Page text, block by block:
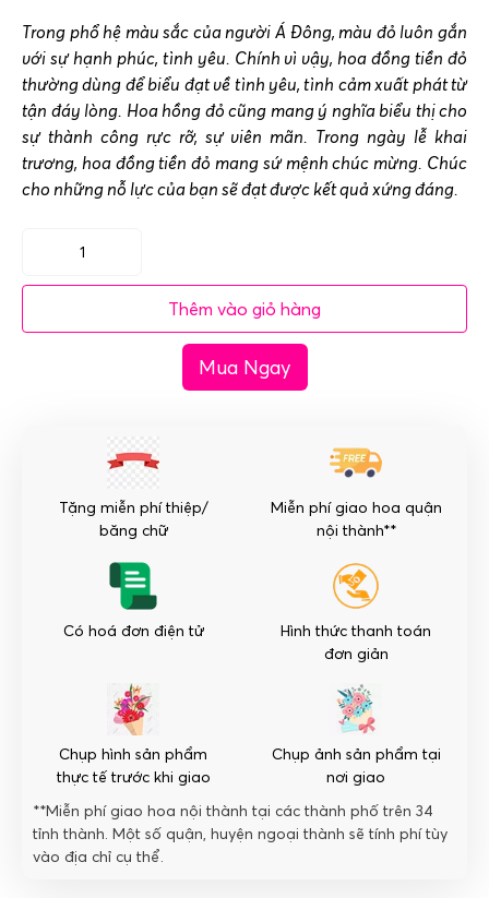
Trong phổ hệ màu sắc của người Á Đông, màu đỏ luôn gắn
với sự hạnh phúc, tình yêu. Chính vì vậy, hoa đồng tiền đỏ
thường dùng để biểu đạt về tình yêu, tình cảm xuất phát từ
tận đáy lòng. Hoa hồng đỏ cũng mang ý nghĩa biểu thị cho
sự thành công rực rỡ, sự viên mãn. Trong ngày lễ khai
trương, hoa đồng tiền đỏ mang sứ mệnh chúc mừng. Chúc
cho những nỗ lực của bạn sẽ đạt được kết quả xứng đáng.
Hoa
khai
lượng
Thêm vào giỏ hàng
Mua Ngay
Tặng miễn phí thiệp/
băng chữ
Miễn phí giao hoa quận
nội thành**
Có hoá đơn điện tử
Hình thức thanh toán
đơn giản
Chụp hình sản phẩm
thực tế trước khi giao
Chụp ảnh sản phẩm tại
nơi giao
**Miễn phí giao hoa nội thành tại các thành phố trên 34
tỉnh thành. Một số quận, huyện ngoại thành sẽ tính phí tùy
vào địa chỉ cụ thể.